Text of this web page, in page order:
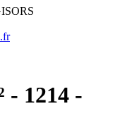
- 1214 -